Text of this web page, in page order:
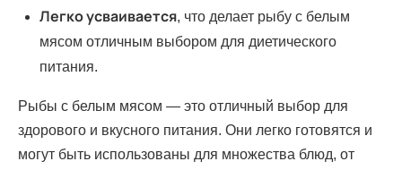
Легко усваивается, что делает рыбу с белым
мясом отличным выбором для диетического
питания.
Рыбы с белым мясом — это отличный выбор для
здорового и вкусного питания. Они легко готовятся и
могут быть использованы для множества блюд, от